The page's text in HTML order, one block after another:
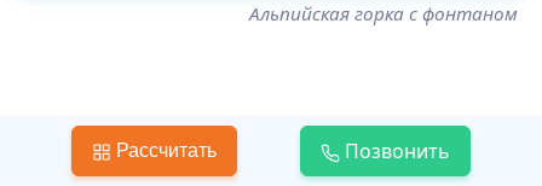
Альпийская горка с фонтаном
Совмещение водопада и горки
Рассчитать Позвонить